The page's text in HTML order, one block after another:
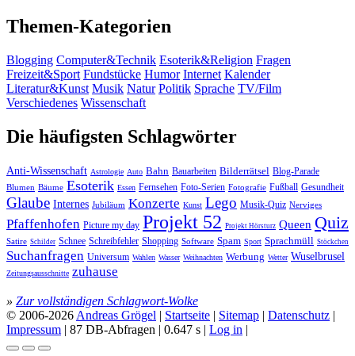
Themen-Kategorien
Blogging Computer&Technik Esoterik&Religion Fragen
Freizeit&Sport Fundstücke Humor Internet Kalender
Literatur&Kunst Musik Natur Politik Sprache TV/Film
Verschiedenes Wissenschaft
Die häufigsten Schlagwörter
Anti-Wissenschaft Astrologie Auto Bahn Bauarbeiten Bilderrätsel Blog-Parade
Blumen Bäume Esoterik Essen Fernsehen Foto-Serien Fotografie Fußball Gesundheit
Glaube Internes Jubiläum Konzerte Kunst Lego Musik-Quiz Nerviges
Pfaffenhofen Picture my day Projekt 52 Projekt Hörsturz Queen Quiz
Satire Schilder Schnee Schreibfehler Shopping Software Spam Sport Sprachmüll Stöckchen
Suchanfragen Universum Wahlen Wasser Weihnachten Werbung Wetter Wuselbrusel
Zeitungsausschnitte zuhause
» Zur vollständigen Schlagwort-Wolke
© 2006-2026 Andreas Grögel | Startseite | Sitemap | Datenschutz |
Impressum | 87 DB-Abfragen | 0.647 s | Log in |